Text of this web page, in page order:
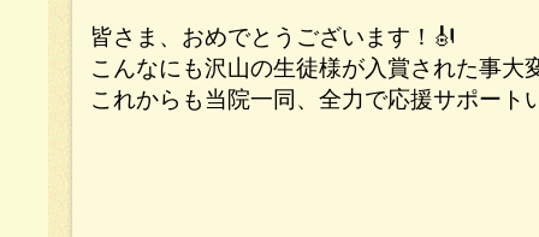
皆さま、おめでとうございます！🎻
こんなにも沢山の生徒様が入賞された事大
これからも当院一同、全力で応援サポート